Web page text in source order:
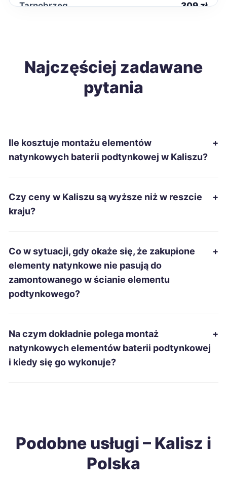
Tarnobrzeg 309 zł
Inowrocław 310 zł
Chełm
Słupsk
Chojnice
Jelenia Góra
Malbork 315 zł
Kędzierzyn-Koźle
Najczęściej zadawane
pytania
Ile kosztuje montażu elementów
natynkowych baterii podtynkowej w Kaliszu?
+
Czy ceny w Kaliszu są wyższe niż w reszcie
kraju?
+
Co w sytuacji, gdy okaże się, że zakupione
elementy natynkowe nie pasują do
zamontowanego w ścianie elementu
podtynkowego?
+
Na czym dokładnie polega montaż
natynkowych elementów baterii podtynkowej
i kiedy się go wykonuje?
+
Podobne usługi – Kalisz i
Polska